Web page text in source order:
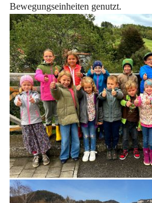
Bewegungseinheiten genutzt.